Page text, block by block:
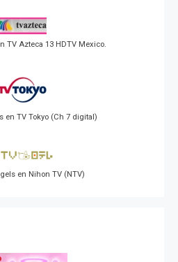
TV Azteca 13 HDTV Mexico.
en TV Tokyo (Ch 7 digital)
en Nihon TV (NTV)